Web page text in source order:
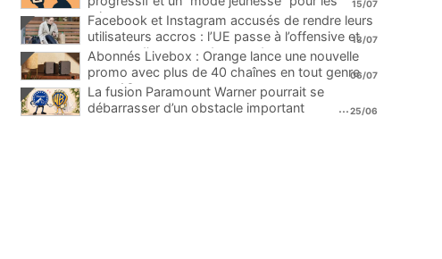
mineurs
...
15/07
Facebook et Instagram accusés de rendre leurs
utilisateurs accros : l’UE passe à l’offensive et
menace d’une amende record
...
13/07
Abonnés Livebox : Orange lance une nouvelle
promo avec plus de 40 chaînes en tout genre
pour 1€
06/07
La fusion Paramount Warner pourrait se
débarrasser d’un obstacle important
...25/06